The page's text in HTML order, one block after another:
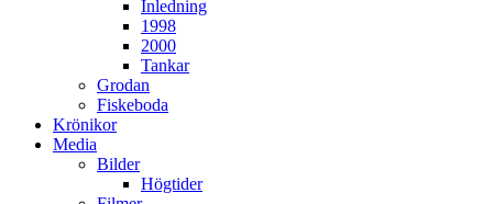
Inledning
1998
2000
Tankar
Grodan
Fiskeboda
Krönikor
Media
Bilder
Högtider